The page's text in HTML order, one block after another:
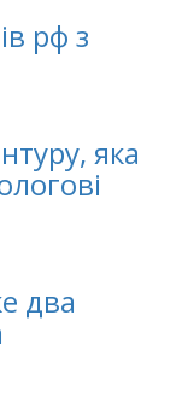
рф з
яка
два